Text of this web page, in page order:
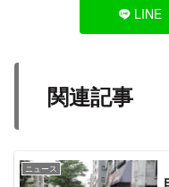
— よしき＋4/11長
てた